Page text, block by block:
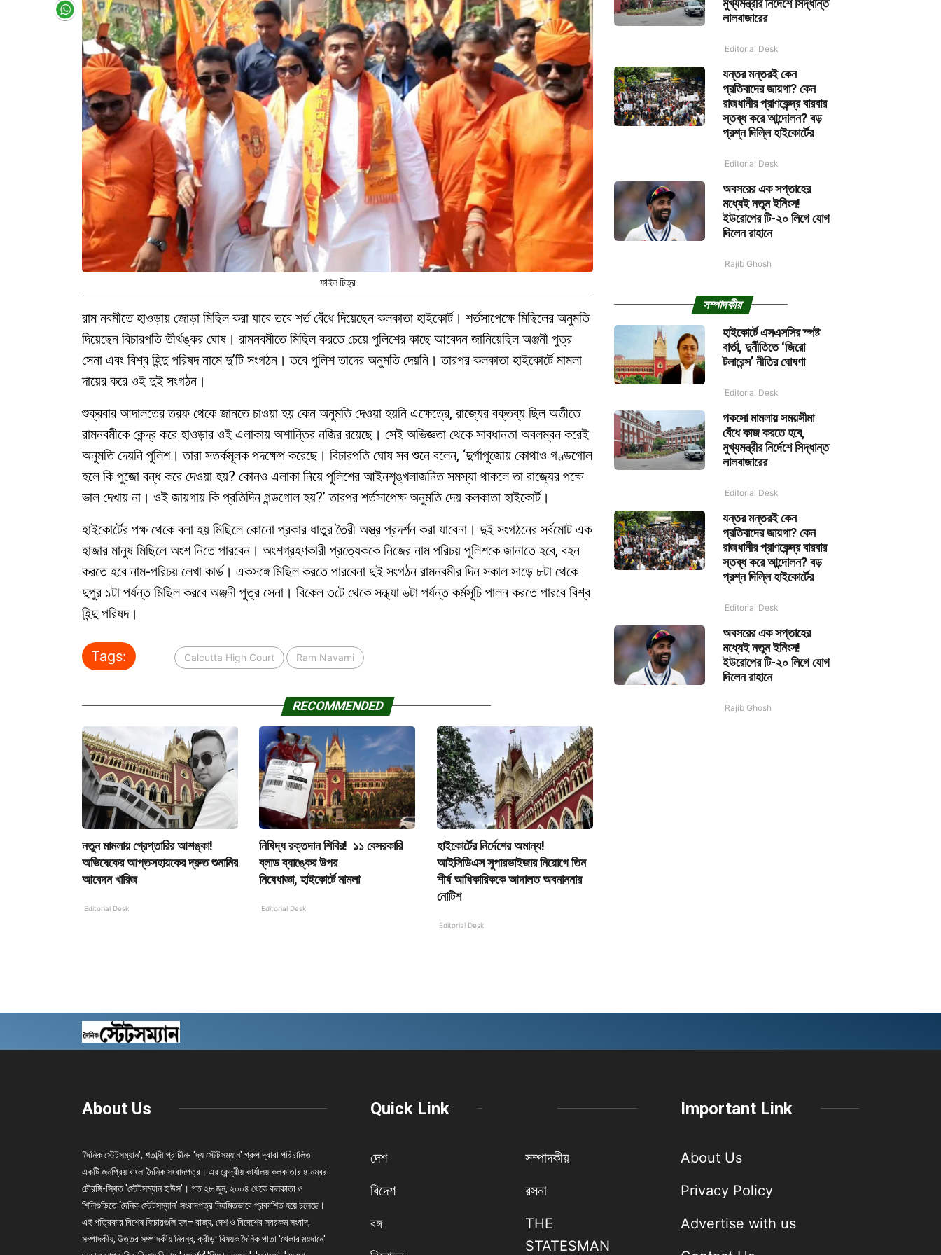
ফাইল চিত্র
রাম নবমীতে হাওড়ায় জোড়া মিছিল করা যাবে তবে শর্ত বেঁধে দিয়েছেন কলকাতা হাইকোর্ট। শর্তসাপেক্ষে মিছিলের অনুমতি
দিয়েছেন বিচারপতি তীর্থঙ্কর ঘোষ। রামনবমীতে মিছিল করতে চেয়ে পুলিশের কাছে আবেদন জানিয়েছিল অঞ্জনী পুত্র
সেনা এবং বিশ্ব হিন্দু পরিষদ নামে দু’টি সংগঠন। তবে পুলিশ তাদের অনুমতি দেয়নি। তারপর কলকাতা হাইকোর্টে মামলা
দায়ের করে ওই দুই সংগঠন।
শুক্রবার আদালতের তরফ থেকে জানতে চাওয়া হয় কেন অনুমতি দেওয়া হয়নি এক্ষেত্রে, রাজ্যের বক্তব্য ছিল অতীতে
রামনবমীকে কেন্দ্র করে হাওড়ার ওই এলাকায় অশান্তির নজির রয়েছে। সেই অভিজ্ঞতা থেকে সাবধানতা অবলম্বন করেই
অনুমতি দেয়নি পুলিশ। তারা সতর্কমূলক পদক্ষেপ করেছে। বিচারপতি ঘোষ সব শুনে বলেন, ‘দুর্গাপুজোয় কোথাও গণ্ডগোল
হলে কি পুজো বন্ধ করে দেওয়া হয়? কোনও এলাকা নিয়ে পুলিশের আইনশৃঙ্খলাজনিত সমস্যা থাকলে তা রাজ্যের পক্ষে
ভাল দেখায় না। ওই জায়গায় কি প্রতিদিন গন্ডগোল হয়?’ তারপর শর্তসাপেক্ষ অনুমতি দেয় কলকাতা হাইকোর্ট।
হাইকোর্টের পক্ষ থেকে বলা হয় মিছিলে কোনো প্রকার ধাতুর তৈরী অস্ত্র প্রদর্শন করা যাবেনা। দুই সংগঠনের সর্বমোট এক
হাজার মানুষ মিছিলে অংশ নিতে পারবেন। অংশগ্রহণকারী প্রত্যেককে নিজের নাম পরিচয় পুলিশকে জানাতে হবে, বহন
করতে হবে নাম-পরিচয় লেখা কার্ড। একসঙ্গে মিছিল করতে পারবেনা দুই সংগঠন রামনবমীর দিন সকাল সাড়ে ৮টা থেকে
দুপুর ১টা পর্যন্ত মিছিল করবে অঞ্জনী পুত্র সেনা। বিকেল ৩টে থেকে সন্ধ্যা ৬টা পর্যন্ত কর্মসূচি পালন করতে পারবে বিশ্ব
হিন্দু পরিষদ।
Tags: Calcutta High Court Ram Navami
RECOMMENDED
নতুন মামলায় গ্রেপ্তারির আশঙ্কা!
অভিষেকের আপ্তসহায়কের দ্রুত শুনানির
আবেদন খারিজ
Editorial Desk
নিষিদ্ধ রক্তদান শিবির! ১১ বেসরকারি
ব্লাড ব্যাঙ্কের উপর
নিষেধাজ্ঞা, হাইকোর্টে মামলা
Editorial Desk
হাইকোর্টের নির্দেশের অমান্য!
আইসিডিএস সুপারভাইজার নিয়োগে তিন
শীর্ষ আধিকারিককে আদালত অবমাননার
নোটিশ
Editorial Desk
মুখ্যমন্ত্রীর নির্দেশে সিদ্ধান্ত
লালবাজারের
Editorial Desk
যন্তর মন্তরই কেন
প্রতিবাদের জায়গা? কেন
রাজধানীর প্রাণকেন্দ্র বারবার
স্তব্ধ করে আন্দোলন? বড়
প্রশ্ন দিল্লি হাইকোর্টের
Editorial Desk
অবসরের এক সপ্তাহের
মধ্যেই নতুন ইনিংস!
ইউরোপের টি-২০ লিগে যোগ
দিলেন রাহানে
Rajib Ghosh
সম্পাদকীয়
হাইকোর্টে এসএসসির স্পষ্ট
বার্তা, দুর্নীতিতে ‘জিরো
টলারেন্স’ নীতির ঘোষণা
Editorial Desk
পকসো মামলায় সময়সীমা
বেঁধে কাজ করতে হবে,
মুখ্যমন্ত্রীর নির্দেশে সিদ্ধান্ত
লালবাজারের
Editorial Desk
যন্তর মন্তরই কেন
প্রতিবাদের জায়গা? কেন
রাজধানীর প্রাণকেন্দ্র বারবার
স্তব্ধ করে আন্দোলন? বড়
প্রশ্ন দিল্লি হাইকোর্টের
Editorial Desk
অবসরের এক সপ্তাহের
মধ্যেই নতুন ইনিংস!
ইউরোপের টি-২০ লিগে যোগ
দিলেন রাহানে
Rajib Ghosh
About Us
'দৈনিক স্টেটসম্যান', শতাব্দী প্রাচীন- 'দ্য স্টেটসম্যান' গ্রুপ দ্বারা পরিচালিত
একটি জনপ্রিয় বাংলা দৈনিক সংবাদপত্র। এর কেন্দ্রীয় কার্যালয় কলকাতার ৪ নম্বর
চৌরঙ্গি-স্থিত 'স্টেটসম্যান হাউস'। গত ২৮ জুন, ২০০৪ থেকে কলকাতা ও
শিলিগুড়িতে 'দৈনিক স্টেটসম্যান' সংবাদপত্র নিয়মিতভাবে প্রকাশিত হয়ে চলেছে।
এই পত্রিকার বিশেষ ফিচারগুলি হল– রাজ্য, দেশ ও বিদেশের সবরকম সংবাদ,
সম্পাদকীয়, উত্তর সম্পাদকীয় নিবন্ধ, ক্রীড়া বিষয়ক দৈনিক পাতা 'খেলার ময়দানে'
Quick Link
দেশ
বিদেশ
বঙ্গ
সম্পাদকীয়
রসনা
THE
STATESMAN
Important Link
About Us
Privacy Policy
Advertise with us